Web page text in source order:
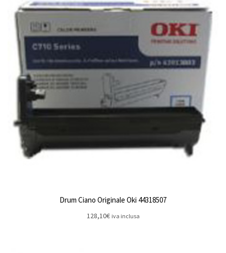
Drum Ciano Originale Oki 44318507
128,10€ iva inclusa